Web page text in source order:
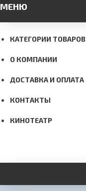
МЕНЮ
КАТЕГОРИИ ТОВАРОВ
О КОМПАНИИ
ДОСТАВКА И ОПЛАТА
КОНТАКТЫ
КИНОТЕАТР